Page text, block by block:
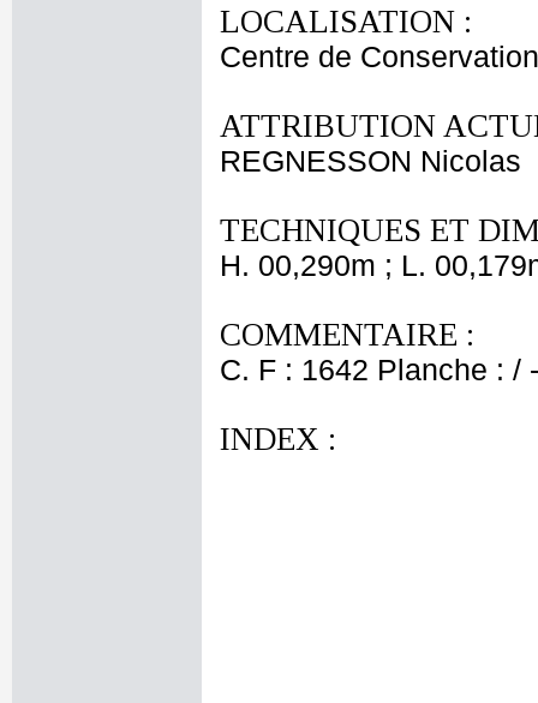
LOCALISATION :
Centre de
ATTRIBUTION
REGNESSON Nicolas
TECHNIQUES ET
H. 00,290m ; L.
COMMENTAIRE :
C. F : 1642 Planche : /
INDEX :